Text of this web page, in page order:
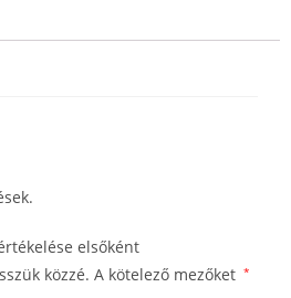
elsőként
közzé. A kötelező mezőket *